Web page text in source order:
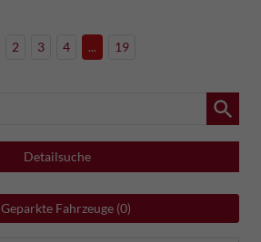
2 3 4 ... 19
Detailsuche
Geparkte Fahrzeuge (0)